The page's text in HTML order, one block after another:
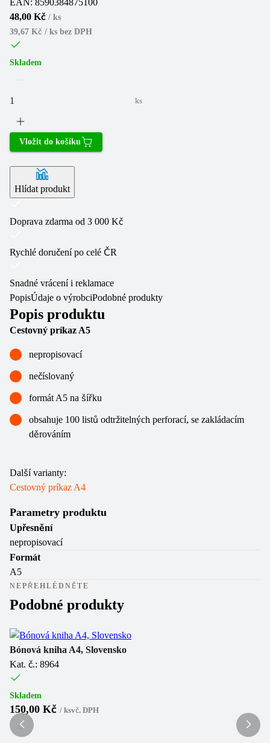
EAN: 8590384875100
48,00 Kč / ks
39,67 Kč / ks bez DPH
Skladem
ks
Vložit do košíku
Hlídat produkt
Doprava zdarma od 3 000 Kč
Rychlé doručení po celé ČR
Snadné vrácení i reklamace
PopisÚdaje o výrobciPodobné produkty
Popis produktu
Cestovný príkaz A5
nepropisovací
nečíslovaný
formát A5 na šířku
obsahuje 100 listů odtržitelných perforací, se zakládacím
děrováním
Další varianty:
Cestovný príkaz A4
Parametry produktu
Upřesnění
nepropisovací
Formát
A5
NEPŘEHLÉDNĚTE
Podobné produkty
Bónová kniha A4, Slovensko
Kat. č.: 8964
Skladem
150,00 Kč / ksvč. DPH